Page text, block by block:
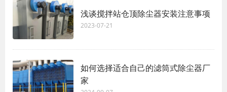
浅谈搅拌站仓顶除尘器安装注意事项
2023-07-21
如何选择适合自己的滤筒式除尘器厂
家